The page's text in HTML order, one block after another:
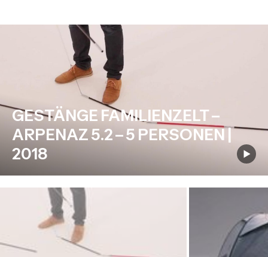
GESTÄNGE FAMILIENZELT –
ARPENAZ 5.2 – 5 PERSONEN |
2018